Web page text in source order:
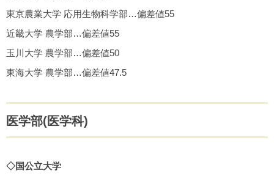
東京農業大学 応用生物科学部…偏差値55
近畿大学 農学部…偏差値55
玉川大学 農学部…偏差値50
東海大学 農学部…偏差値47.5
医学部(医学科)
◇国公立大学